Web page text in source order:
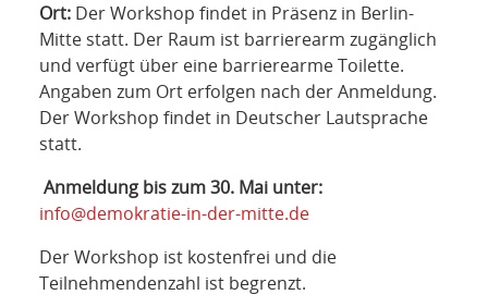
Ort: Der Workshop findet in Präsenz in Berlin-
Mitte statt. Der Raum ist barrierearm zugänglich
und verfügt über eine barrierearme Toilette.
Angaben zum Ort erfolgen nach der Anmeldung.
Der Workshop findet in Deutscher Lautsprache
statt.
Anmeldung bis zum 30. Mai unter:
info@demokratie-in-der-mitte.de
Der Workshop ist kostenfrei und die
Teilnehmendenzahl ist begrenzt.